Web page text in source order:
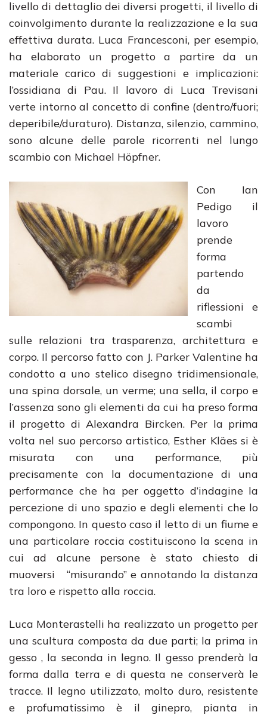
livello di dettaglio dei diversi progetti, il livello di
coinvolgimento durante la realizzazione e la sua
effettiva durata. Luca Francesconi, per esempio,
ha elaborato un progetto a partire da un
materiale carico di suggestioni e implicazioni:
l’ossidiana di Pau. Il lavoro di Luca Trevisani
verte intorno al concetto di confine (dentro/fuori;
deperibile/duraturo). Distanza, silenzio, cammino,
sono alcune delle parole ricorrenti nel lungo
scambio con Michael Höpfner.
Con Ian
Pedigo il
lavoro
prende
forma
partendo
da
riflessioni e
scambi
sulle relazioni tra trasparenza, architettura e
corpo. Il percorso fatto con J. Parker Valentine ha
condotto a uno stelico disegno tridimensionale,
una spina dorsale, un verme; una sella, il corpo e
l’assenza sono gli elementi da cui ha preso forma
il progetto di Alexandra Bircken. Per la prima
volta nel suo percorso artistico, Esther Kläes si è
misurata con una performance, più
precisamente con la documentazione di una
performance che ha per oggetto d’indagine la
percezione di uno spazio e degli elementi che lo
compongono. In questo caso il letto di un fiume e
una particolare roccia costituiscono la scena in
cui ad alcune persone è stato chiesto di
muoversi “misurando” e annotando la distanza
tra loro e rispetto alla roccia.
Luca Monterastelli ha realizzato un progetto per
una scultura composta da due parti; la prima in
gesso , la seconda in legno. Il gesso prenderà la
forma dalla terra e di questa ne conserverà le
tracce. Il legno utilizzato, molto duro, resistente
e profumatissimo è il ginepro, pianta in